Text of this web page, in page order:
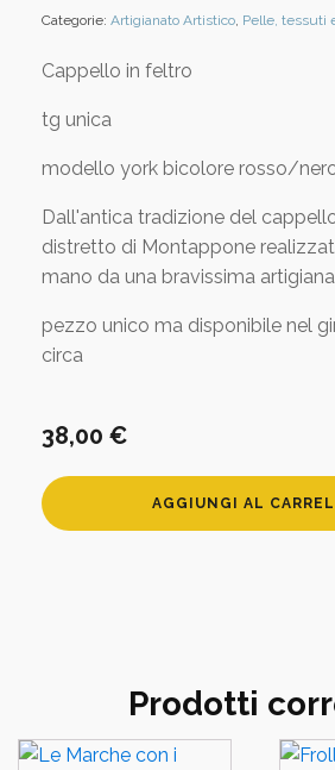
Categorie: Artigianato Artistico, Pelle, tessuti
Cappello in feltro
tg unica
modello york bicolore rosso/
Dall'antica tradizione del
distretto di Montappone
mano da una bravissima artigiana
pezzo unico ma disponibile nel
circa
38,00 €
Cappello
feltro
AGGIUNGI AL
Prodotti